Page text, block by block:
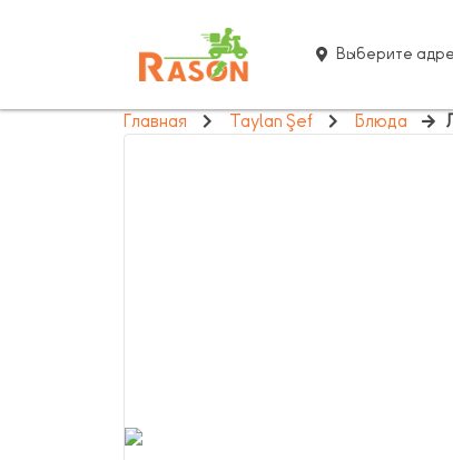
Выберите
Главная Taylan Şef Блюда